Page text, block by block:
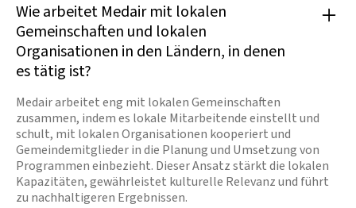
Wie arbeitet Medair mit lokalen
Gemeinschaften und lokalen
Organisationen in den Ländern, in denen
es tätig ist?
Medair arbeitet eng mit lokalen Gemeinschaften
zusammen, indem es lokale Mitarbeitende einstellt und
schult, mit lokalen Organisationen kooperiert und
Gemeindemitglieder in die Planung und Umsetzung von
Programmen einbezieht. Dieser Ansatz stärkt die lokalen
Kapazitäten, gewährleistet kulturelle Relevanz und führt
zu nachhaltigeren Ergebnissen.